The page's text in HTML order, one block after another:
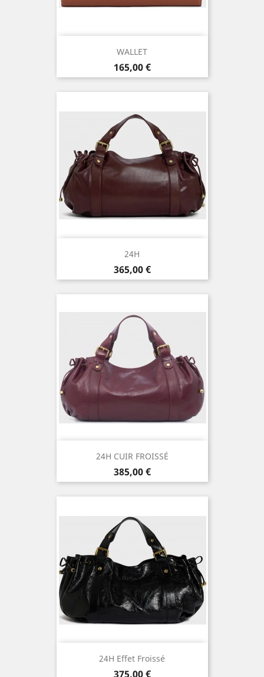
WALLET
Prix
165,00 €
24H
Prix
365,00 €
24H CUIR FROISSÉ
Prix
385,00 €
24H Effet Froissé
Prix
375,00 €